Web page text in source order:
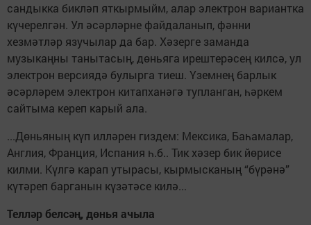
сандыкка бикләп яткырмыйм, алар электрон вариантка
күчерелгән. Ул әсәрләрне файдаланып, фәнни
хезмәтләр язучылар да бар. Хәзерге заманда
музыкаңны танытасың, дөнья­га ирештерәсең килсә, ул
электрон версиядә булырга тиеш. Үземнең барлык
әсәрләрем электрон китапханәгә тупланган, һәркем
сайтыма кереп карый ала.
...Дөньяның күп илләрен гиздем: Мексика, Баһамалар,
Англия, Франция, Испания һ.б.. Тик хәзер бик йөрисе
килми. Күлгә карап утырасы, кырмысканың “бүрәнә”
күтәреп барганын күзәтәсе килә...
Телләр белсәң, дөнья ачыла